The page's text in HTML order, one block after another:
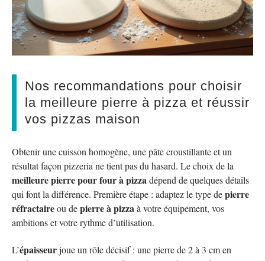
Nos recommandations pour choisir
la meilleure pierre à pizza et réussir
vos pizzas maison
Obtenir une cuisson homogène, une pâte croustillante et un
résultat façon pizzeria ne tient pas du hasard. Le choix de la
meilleure pierre pour four à pizza dépend de quelques détails
qui font la différence. Première étape : adaptez le type depierre
réfractaireou depierre à pizza à votre équipement, vos
ambitions et votre rythme d’utilisation.
L’épaisseurjoue un rôle décisif : une pierre de 2 à 3 cm en